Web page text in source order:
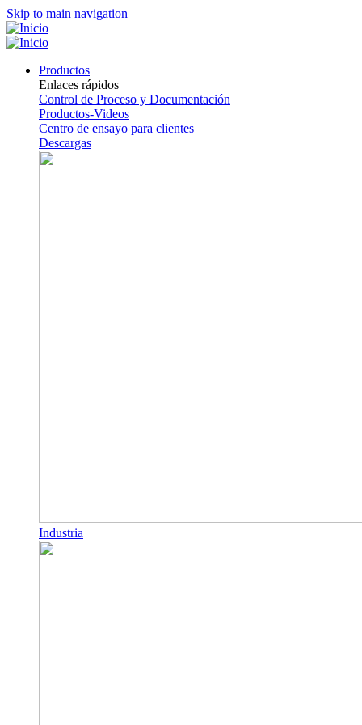
Skip to main navigation
Productos
Enlaces rápidos
Control de Proceso y Documentación
Productos-Videos
Centro de ensayo para clientes
Descargas
Industria